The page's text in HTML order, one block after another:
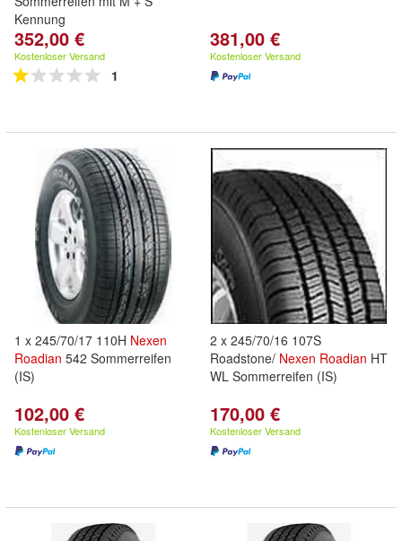
Kennung
352,00 €
Kostenloser Versand
1
381,00 €
Kostenloser Versand
1 x 245/70/17 110H Nexen
Roadian 542 Sommerreifen
(IS)
102,00 €
Kostenloser Versand
2 x 245/70/16 107S
Roadstone/ Nexen Roadian HT
WL Sommerreifen (IS)
170,00 €
Kostenloser Versand